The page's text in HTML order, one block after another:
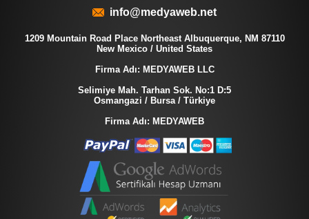
info@medyaweb.net
1209 Mountain Road Place Northeast Albuquerque, NM 87110
New Mexico / United States
Firma Adı: MEDYAWEB LLC
Selimiye Mah. Tarhan Sok. No:1 D:5
Osmangazi / Bursa / Türkiye
Firma Adı: MEDYAWEB